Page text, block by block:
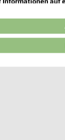
54
km • Angebote: 1
Auswahl von